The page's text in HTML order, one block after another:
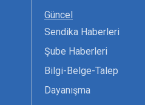
Güncel
Sendika Haberleri
Şube Haberleri
Bilgi-Belge-Talep
Dayanışma